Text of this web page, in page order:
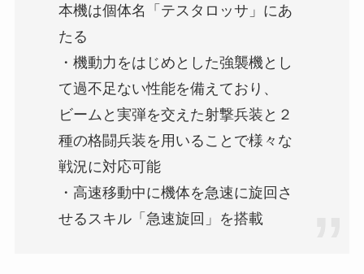
本機は個体名「テスタロッサ」にあ
たる
・機動力をはじめとした強襲機とし
て過不足ない性能を備えており、
ビームと実弾を交えた射撃兵装と２
種の格闘兵装を用いることで様々な
戦況に対応可能
・高速移動中に機体を急速に旋回さ
せるスキル「急速旋回」を搭載